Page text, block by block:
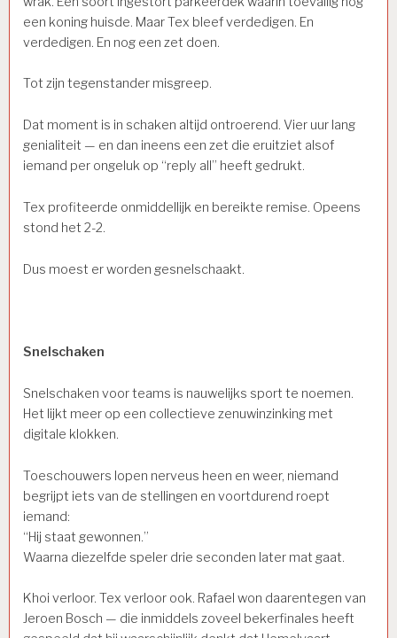
een koning huisde. Maar Tex bleef verdedigen. En
verdedigen. En nog een zet doen.
Tot zijn tegenstander misgreep.
Dat moment is in schaken altijd ontroerend. Vier uur lang
genialiteit — en dan ineens een zet die eruitziet alsof
iemand per ongeluk op “reply all” heeft gedrukt.
Tex profiteerde onmiddellijk en bereikte remise. Opeens
stond het 2-2.
Dus moest er worden gesnelschaakt.
Snelschaken
Snelschaken voor teams is nauwelijks sport te noemen.
Het lijkt meer op een collectieve zenuwinzinking met
digitale klokken.
Toeschouwers lopen nerveus heen en weer, niemand
begrijpt iets van de stellingen en voortdurend roept
iemand:
“Hij staat gewonnen.”
Waarna diezelfde speler drie seconden later mat gaat.
Khoi verloor. Tex verloor ook. Rafael won daarentegen van
Jeroen Bosch — die inmiddels zoveel bekerfinales heeft